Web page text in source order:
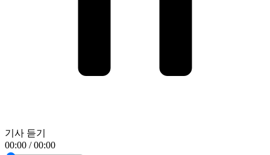
기사 듣기
00:00 / 00:00